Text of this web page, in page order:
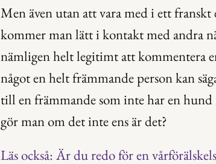
Men även utan att vara med i ett
kommer man lätt i kontakt med andra
nämligen helt legitimt att kommentera
något en helt främmande person kan
till en främmande som inte har en
gör man om det inte ens är det?
Läs också: Är du redo för en